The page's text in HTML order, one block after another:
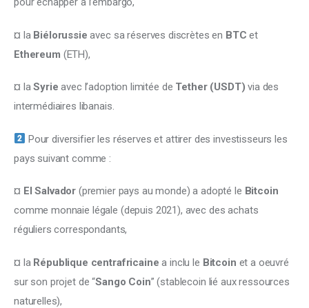
¤ la Biélorussie avec sa réserves discrètes en BTC et
Ethereum (ETH),
¤ la Syrie avec l’adoption limitée de Tether (USDT) via des
intermédiaires libanais.
Pour diversifier les réserves et attirer des investisseurs les
pays suivant comme :
¤ El Salvador (premier pays au monde) a adopté le Bitcoin
comme monnaie légale (depuis 2021), avec des achats
réguliers correspondants,
¤ la République centrafricaine a inclu le Bitcoin et a oeuvré
sur son projet de “Sango Coin” (stablecoin lié aux ressources
naturelles),